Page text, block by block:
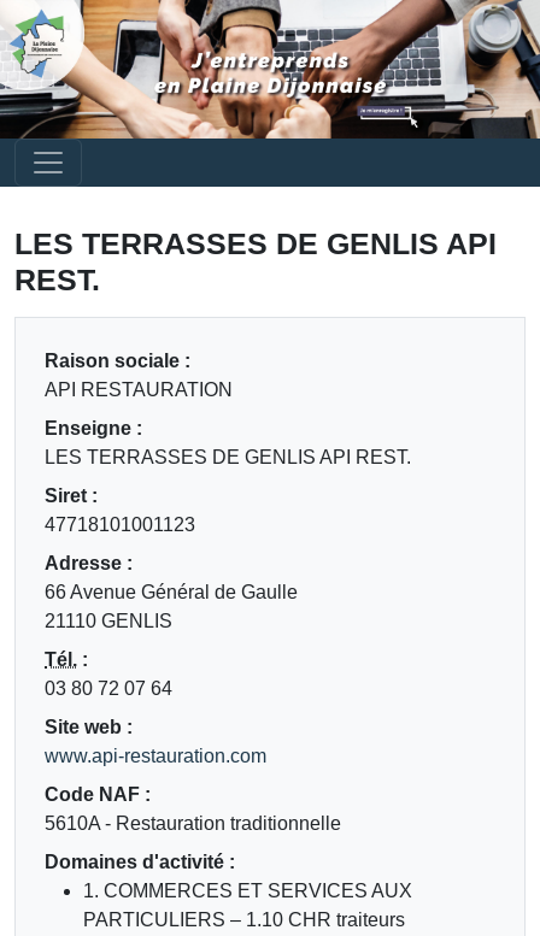
LES TERRASSES DE GENLIS API
REST.
Raison sociale :
API RESTAURATION
Enseigne :
LES TERRASSES DE GENLIS API REST.
Siret :
47718101001123
Adresse :
66 Avenue Général de Gaulle
21110 GENLIS
Tél. :
03 80 72 07 64
Site web :
www.api-restauration.com
Code NAF :
5610A - Restauration traditionnelle
Domaines d'activité :
1. COMMERCES ET SERVICES AUX
PARTICULIERS ‒ 1.10 CHR traiteurs